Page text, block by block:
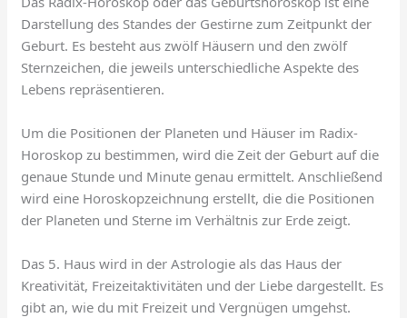
Darstellung des Standes der Gestirne zum Zeitpunkt der
Geburt. Es besteht aus zwölf Häusern und den zwölf
Sternzeichen, die jeweils unterschiedliche Aspekte des
Lebens repräsentieren.
Um die Positionen der Planeten und Häuser im Radix-
Horoskop zu bestimmen, wird die Zeit der Geburt auf die
genaue Stunde und Minute genau ermittelt. Anschließend
wird eine Horoskopzeichnung erstellt, die die Positionen
der Planeten und Sterne im Verhältnis zur Erde zeigt.
Das 5. Haus wird in der Astrologie als das Haus der
Kreativität, Freizeitaktivitäten und der Liebe dargestellt. Es
gibt an, wie du mit Freizeit und Vergnügen umgehst.